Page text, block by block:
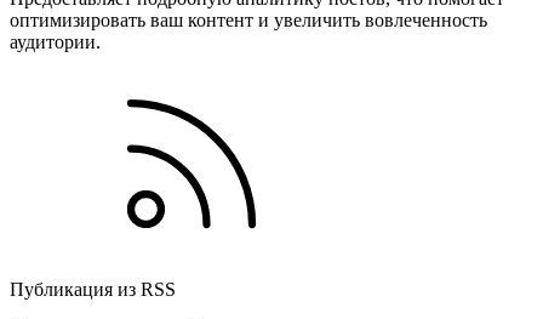
оптимизировать ваш контент и увеличить вовлеченность
аудитории.
Публикация из RSS